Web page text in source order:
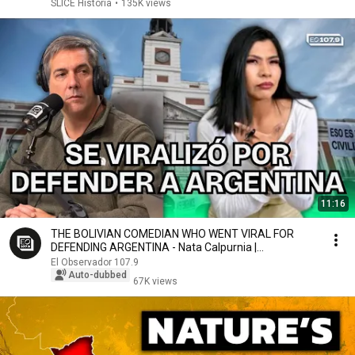
SLICE Historia • 135K views
11:16
THE BOLIVIAN COMEDIAN WHO WENT VIRAL FOR
DEFENDING ARGENTINA - Nata Calpurnia |
#Mercuriali1079
El Observador 107.9
Auto-dubbed
67K views